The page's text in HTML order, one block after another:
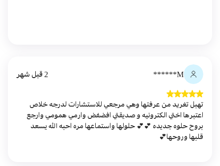
M****** 2 قبل شهر
تهبل تغريد من عرفتها وهي مرجعي للاستشارات لدرجه خلاص
اعتبرها اختي الكترونيه و صديقتي افضفض وارمي همومي وارجع
بروح حلوه جديده 💕💕 حلولها واستماعها مره احبه الله يسعد
قلبها وروحها💕